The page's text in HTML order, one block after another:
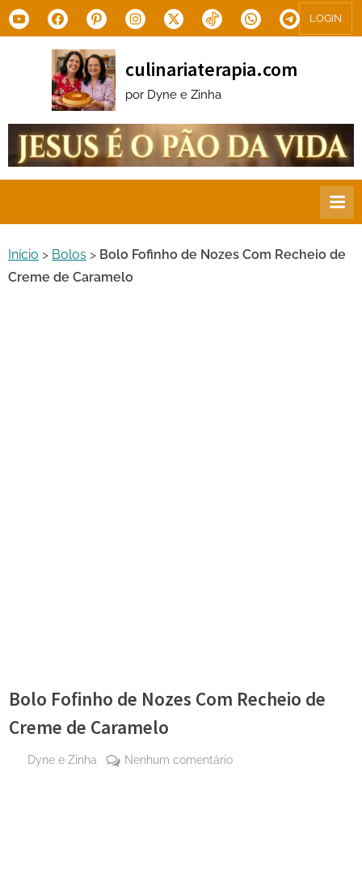
Skip
to
YoutubeFacebookPinterestInstagram
X.com Tiktok WhatsAppTelegram
LOGIN
culinariaterapia.com
por Dyne e Zinha
Início > Bolos > Bolo Fofinho de Nozes Com Recheio de
Creme de Caramelo
Bolo Fofinho de Nozes Com Recheio de
Creme de Caramelo
By
Dyne e Zinha Nenhum comentárioem